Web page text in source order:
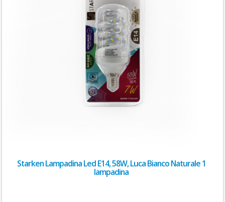
Starken Lampadina Led E14, 58W, Luca Bianco Naturale 1
lampadina